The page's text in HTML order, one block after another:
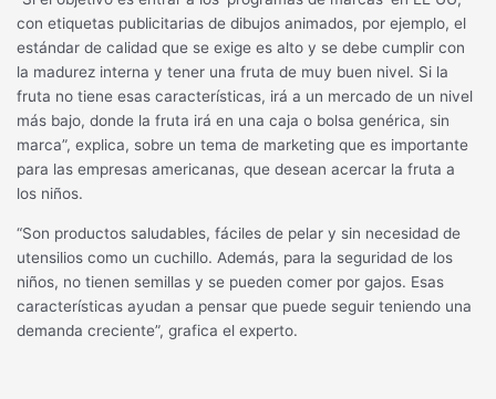
con etiquetas publicitarias de dibujos animados, por ejemplo, el
estándar de calidad que se exige es alto y se debe cumplir con
la madurez interna y tener una fruta de muy buen nivel. Si la
fruta no tiene esas características, irá a un mercado de un nivel
más bajo, donde la fruta irá en una caja o bolsa genérica, sin
marca”, explica, sobre un tema de marketing que es importante
para las empresas americanas, que desean acercar la fruta a
los niños.
“Son productos saludables, fáciles de pelar y sin necesidad de
utensilios como un cuchillo. Además, para la seguridad de los
niños, no tienen semillas y se pueden comer por gajos. Esas
características ayudan a pensar que puede seguir teniendo una
demanda creciente”, grafica el experto.